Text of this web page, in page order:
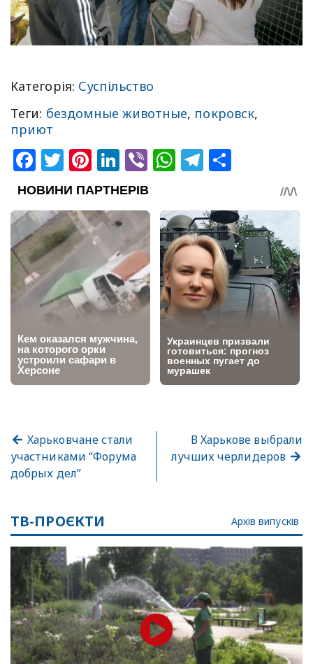
Категорія: Суспільство
Теги: бездомные животные, покровск,
приют
Facebook
Twitter
Pinterest
LinkedIn
ViberWhatsApp
Telegram
Харьковчане стали
участниками “Форума
добрых дел”
В Харькове выбрали
лучших черлидеров
ТВ-ПРОЄКТИ Архів випусків